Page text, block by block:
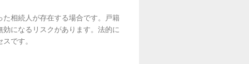
相続人が存在する場合です。戸籍
になるリスクがあります。法的に
です。